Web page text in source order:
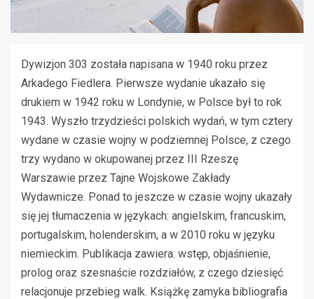
Dywizjon 303 została napisana w 1940 roku przez
Arkadego Fiedlera. Pierwsze wydanie ukazało się
drukiem w 1942 roku w Londynie, w Polsce był to rok
1943. Wyszło trzydzieści polskich wydań, w tym cztery
wydane w czasie wojny w podziemnej Polsce, z czego
trzy wydano w okupowanej przez III Rzeszę
Warszawie przez Tajne Wojskowe Zakłady
Wydawnicze. Ponad to jeszcze w czasie wojny ukazały
się jej tłumaczenia w językach: angielskim, francuskim,
portugalskim, holenderskim, a w 2010 roku w języku
niemieckim. Publikacja zawiera: wstęp, objaśnienie,
prolog oraz szesnaście rozdziałów, z czego dziesięć
relacjonuje przebieg walk. Książkę zamyka bibliografia